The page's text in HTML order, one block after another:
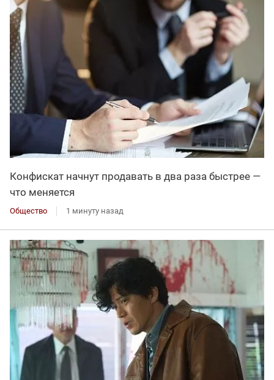
Конфискат начнут продавать в два раза быстрее —
что меняется
Общество 1 минуту назад